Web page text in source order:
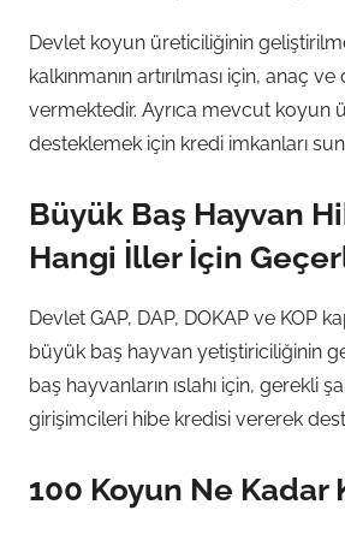
Devlet koyun üreticiliğinin
kalkınmanın artırılması için, anaç
vermektedir. Ayrıca mevcut koyun
desteklemek için kredi imkanları
Büyük Baş Hayvan
Hangi İller İçin
Devlet GAP, DAP, DOKAP ve KOP
büyük baş hayvan yetiştiriciliğinin
baş hayvanların ıslahı için, gerekli
girişimcileri hibe kredisi vererek
100 Koyun Ne Kadar